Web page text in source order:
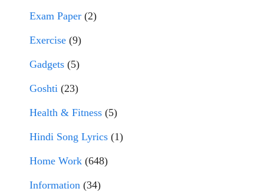
Exam Paper (2)
Exercise (9)
Gadgets (5)
Goshti (23)
Health & Fitness (5)
Hindi Song Lyrics (1)
Home Work (648)
Information (34)